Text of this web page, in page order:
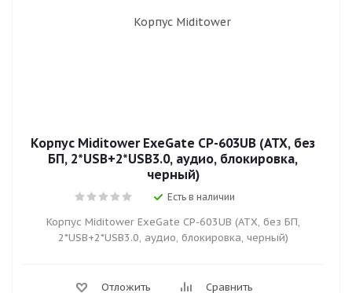
Корпус Miditower ExeGate CP-603UB (ATX, без
БП, 2*USB+2*USB3.0, аудио, блокировка,
черный)
Есть в наличии
Корпус Miditower ExeGate CP-603UB (ATX, без БП,
2*USB+2*USB3.0, аудио, блокировка, черный)
Отложить Сравнить